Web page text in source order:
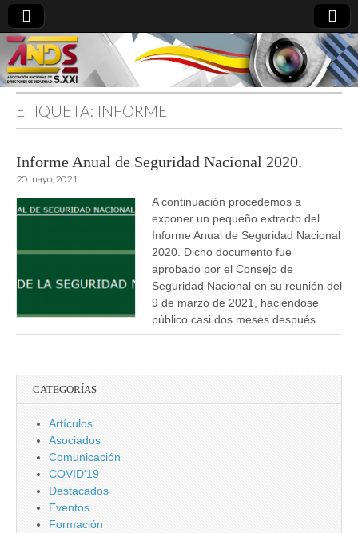
directoresdeseguridad.es
ETIQUETA: INFORME
Informe Anual de Seguridad Nacional 2020.
20 mayo, 2021
A continuación procedemos a
exponer un pequeño extracto del
Informe Anual de Seguridad Nacional
2020. Dicho documento fue
aprobado por el Consejo de
Seguridad Nacional en su reunión del
9 de marzo de 2021, haciéndose
público casi dos meses después.…
CATEGORÍAS
Artículos
Asociados
Comunicación
COVID'19
Destacados
Eventos
Formación